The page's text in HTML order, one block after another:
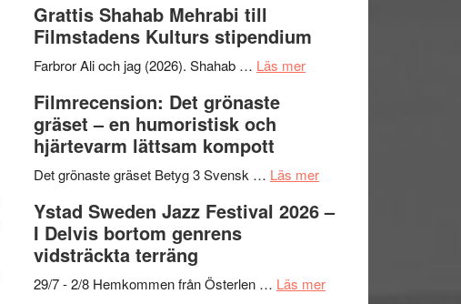
West
presenterar
årets
Grattis Shahab Mehrabi till
Filmstadens Kulturs stipendium
Farbror Ali och jag (2026). Shahab … Läs merom
Filmstadens
stipendium
Filmrecension: Det grönaste
gräset – en humoristisk och
hjärtevarm lättsam kompott
Det grönaste gräset Betyg 3 Svensk … Läs merom
Det
–
Ystad Sweden Jazz Festival 2026 –
I Delvis bortom genrens
vidsträckta terräng
29/7 - 2/8 Hemkommen från Österlen … Läs merom